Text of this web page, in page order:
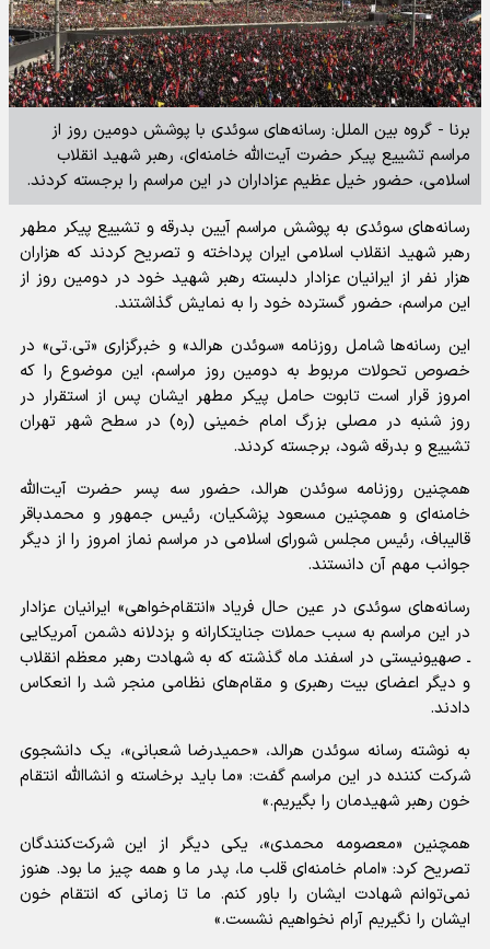
برنا - گروه بین الملل: رسانه‌های سوئدی با پوشش دومین روز از
مراسم تشییع پیکر حضرت آیت‌الله خامنه‌ای، رهبر شهید انقلاب
اسلامی، حضور خیل عظیم عزاداران در این مراسم را برجسته کردند.
رسانه‌های سوئدی به پوشش مراسم آیین بدرقه و تشییع پیکر مطهر
رهبر شهید انقلاب اسلامی ایران پرداخته و تصریح کردند که هزاران
هزار نفر از ایرانیان عزادار دلبسته رهبر شهید خود در دومین روز از
این مراسم، حضور گسترده خود را به نمایش گذاشتند.
این رسانه‌ها شامل روزنامه «سوئدن هرالد» و خبرگزاری «تی‌.تی» در
خصوص تحولات مربوط به دومین روز مراسم، این موضوع را که
امروز قرار است تابوت حامل پیکر مطهر ایشان پس از استقرار در
روز شنبه در مصلی بزرگ امام خمینی (ره) در سطح شهر تهران
تشییع و بدرقه شود، برجسته کردند.
همچنین روزنامه سوئدن هرالد، حضور سه پسر حضرت آیت‌الله
خامنه‌ای و همچنین مسعود پزشکیان، رئیس جمهور و محمدباقر
قالیباف، رئیس مجلس شورای اسلامی در مراسم نماز امروز را از دیگر
جوانب مهم آن دانستند.
رسانه‌های سوئدی در عین حال فریاد «انتقام‌خواهی» ایرانیان عزادار
در این مراسم به سبب حملات جنایتکارانه و بزدلانه دشمن آمریکایی‌
ـ صهیونیستی در اسفند ماه گذشته که به شهادت رهبر معظم انقلاب
و دیگر اعضای بیت رهبری و مقام‌های نظامی منجر شد را انعکاس
دادند.
به نوشته رسانه سوئدن هرالد، «حمیدرضا شعبانی»، یک دانشجوی
شرکت کننده در این مراسم گفت: «ما باید برخاسته و انشاالله انتقام
خون رهبر شهیدمان را بگیریم.»
همچنین «معصومه محمدی»، یکی دیگر از این شرکت‌کنندگان
تصریح کرد: «امام خامنه‌ای قلب ما، پدر ما و همه چیز ما بود. هنوز
نمی‌توانم شهادت ایشان را باور کنم. ما تا زمانی که انتقام خون
ایشان را نگیریم آرام نخواهیم نشست.»